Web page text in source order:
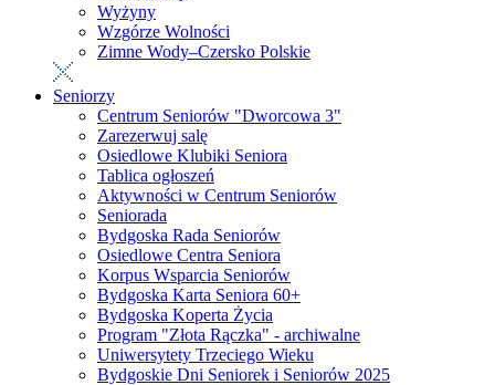
Wyżyny
Wzgórze Wolności
Zimne Wody–Czersko Polskie
Seniorzy
Centrum Seniorów "Dworcowa 3"
Zarezerwuj salę
Osiedlowe Klubiki Seniora
Tablica ogłoszeń
Aktywności w Centrum Seniorów
Seniorada
Bydgoska Rada Seniorów
Osiedlowe Centra Seniora
Korpus Wsparcia Seniorów
Bydgoska Karta Seniora 60+
Bydgoska Koperta Życia
Program "Złota Rączka" - archiwalne
Uniwersytety Trzeciego Wieku
Bydgoskie Dni Seniorek i Seniorów 2025